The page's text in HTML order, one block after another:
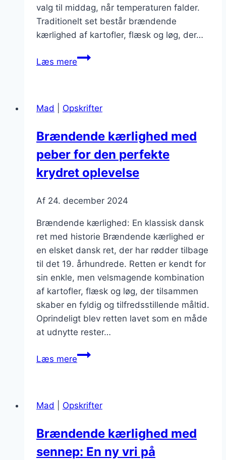
valg til middag, når temperaturen falder.
Traditionelt set består brændende
kærlighed af kartofler, flæsk og løg, der…
Læs mereBrændende
varm
i
kulden
Mad Opskrifter
Brændende kærlighed med
peber for den perfekte
krydret oplevelse
Af 24. december 2024
Brændende kærlighed: En klassisk dansk
ret med historie Brændende kærlighed er
en elsket dansk ret, der har rødder tilbage
til det 19. århundrede. Retten er kendt for
sin enkle, men velsmagende kombination
af kartofler, flæsk og løg, der tilsammen
skaber en fyldig og tilfredsstillende måltid.
Oprindeligt blev retten lavet som en måde
at udnytte rester…
Læs mereBrændende
for
perfekte
krydret
Mad Opskrifter
Brændende kærlighed med
sennep: En ny vri på